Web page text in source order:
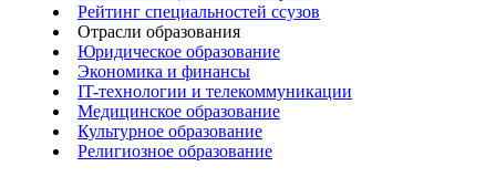
Рейтинг специальностей ссузов
Отрасли образования
Юридическое образование
Экономика и финансы
IT-технологии и телекоммуникации
Медицинское образование
Культурное образование
Религиозное образование